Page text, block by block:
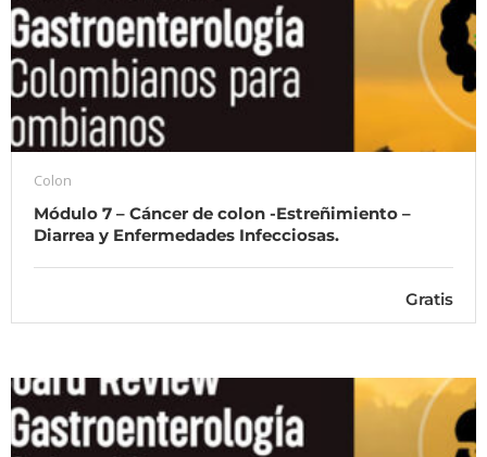
Colon
Módulo 7 – Cáncer de colon -Estreñimiento –
Diarrea y Enfermedades Infecciosas.
Gratis